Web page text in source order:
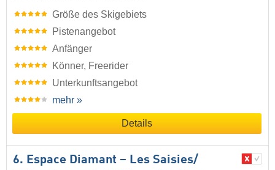
Größe des Skigebiets
Pistenangebot
Anfänger
Könner, Freerider
Unterkunftsangebot
mehr »
Details
6. Espace Diamant – Les Saisies/​